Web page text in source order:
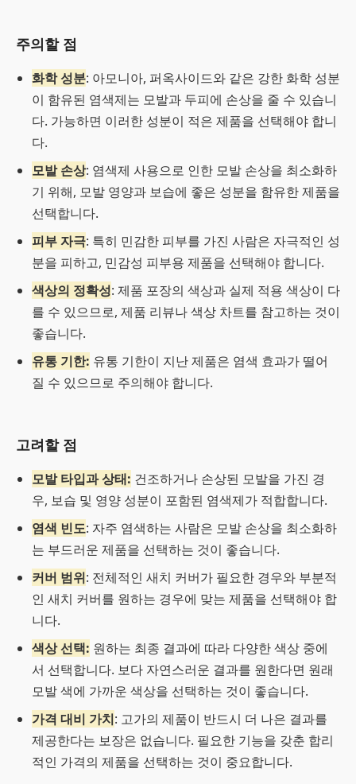
주의할 점
화학 성분: 아모니아, 퍼옥사이드와 같은 강한 화학 성분
이 함유된 염색제는 모발과 두피에 손상을 줄 수 있습니
다. 가능하면 이러한 성분이 적은 제품을 선택해야 합니
다.
모발 손상: 염색제 사용으로 인한 모발 손상을 최소화하
기 위해, 모발 영양과 보습에 좋은 성분을 함유한 제품을
선택합니다.
피부 자극: 특히 민감한 피부를 가진 사람은 자극적인 성
분을 피하고, 민감성 피부용 제품을 선택해야 합니다.
색상의 정확성: 제품 포장의 색상과 실제 적용 색상이 다
를 수 있으므로, 제품 리뷰나 색상 차트를 참고하는 것이
좋습니다.
유통 기한: 유통 기한이 지난 제품은 염색 효과가 떨어
질 수 있으므로 주의해야 합니다.
고려할 점
모발 타입과 상태: 건조하거나 손상된 모발을 가진 경
우, 보습 및 영양 성분이 포함된 염색제가 적합합니다.
염색 빈도: 자주 염색하는 사람은 모발 손상을 최소화하
는 부드러운 제품을 선택하는 것이 좋습니다.
커버 범위: 전체적인 새치 커버가 필요한 경우와 부분적
인 새치 커버를 원하는 경우에 맞는 제품을 선택해야 합
니다.
색상 선택: 원하는 최종 결과에 따라 다양한 색상 중에
서 선택합니다. 보다 자연스러운 결과를 원한다면 원래
모발 색에 가까운 색상을 선택하는 것이 좋습니다.
가격 대비 가치: 고가의 제품이 반드시 더 나은 결과를
제공한다는 보장은 없습니다. 필요한 기능을 갖춘 합리
적인 가격의 제품을 선택하는 것이 중요합니다.